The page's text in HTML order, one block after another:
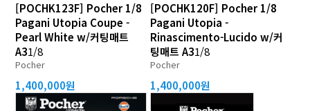
[POCHK123F] Pocher 1/8
Pagani Utopia Coupe -
Pearl White w/커팅매트
A31/8
Pocher
1,400,000원
[POCHK120F] Pocher 1/8
Pagani Utopia -
Rinascimento-Lucido w/커
팅매트 A31/8
Pocher
1,400,000원